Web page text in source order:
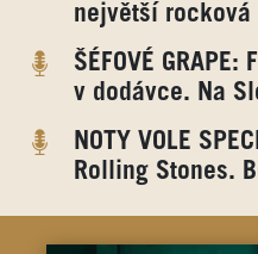
největší rocková
ŠÉFOVÉ
v dodávce. Na
NOTY VOLE
Rolling Stones.